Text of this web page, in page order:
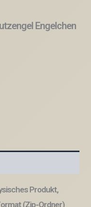
Engelchen
Produkt,
(Zip-Ordner)